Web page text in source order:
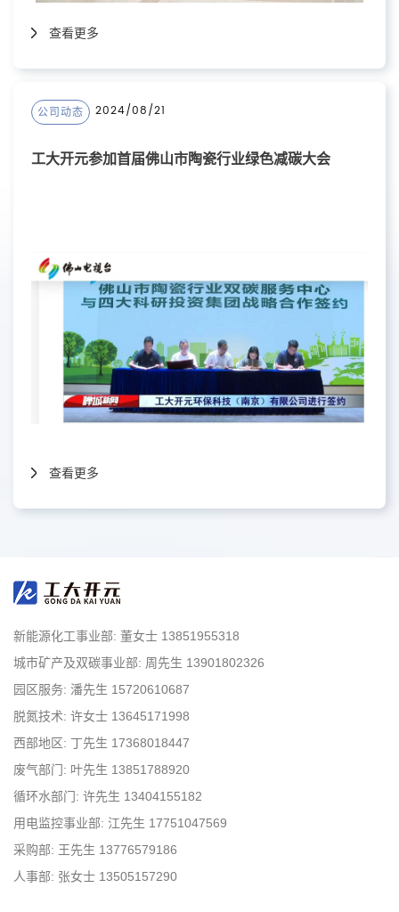
查看更多
公司动态 2024/08/21
工大开元参加首届佛山市陶瓷行业绿色减碳大会
查看更多
新能源化工事业部: 董女士 13851955318
城市矿产及双碳事业部: 周先生 13901802326
园区服务: 潘先生 15720610687
脱氮技术: 许女士 13645171998
西部地区: 丁先生 17368018447
废气部门: 叶先生 13851788920
循环水部门: 许先生 13404155182
用电监控事业部: 江先生 17751047569
采购部: 王先生 13776579186
人事部: 张女士 13505157290